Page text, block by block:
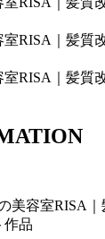
店
情